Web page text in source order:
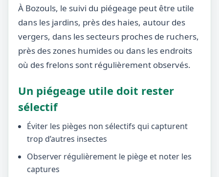
À Bozouls, le suivi du piégeage peut être utile
dans les jardins, près des haies, autour des
vergers, dans les secteurs proches de ruchers,
près des zones humides ou dans les endroits
où des frelons sont régulièrement observés.
Un piégeage utile doit rester
sélectif
Éviter les pièges non sélectifs qui capturent
trop d’autres insectes
Observer régulièrement le piège et noter les
captures